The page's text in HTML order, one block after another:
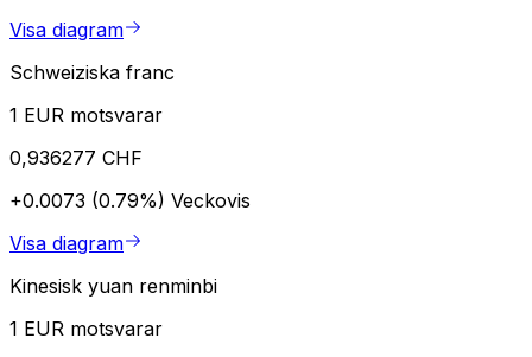
Visa diagram
Schweiziska franc
1 EUR motsvarar
0,936277 CHF
+0.0073 (0.79%) Veckovis
Visa diagram
Kinesisk yuan renminbi
1 EUR motsvarar